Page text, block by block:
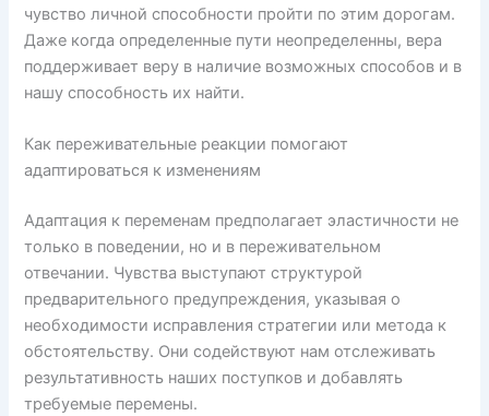
чувство личной способности пройти по этим дорогам.
Даже когда определенные пути неопределенны, вера
поддерживает веру в наличие возможных способов и в
нашу способность их найти.
Как переживательные реакции помогают
адаптироваться к изменениям
Адаптация к переменам предполагает эластичности не
только в поведении, но и в переживательном
отвечании. Чувства выступают структурой
предварительного предупреждения, указывая о
необходимости исправления стратегии или метода к
обстоятельству. Они содействуют нам отслеживать
результативность наших поступков и добавлять
требуемые перемены.